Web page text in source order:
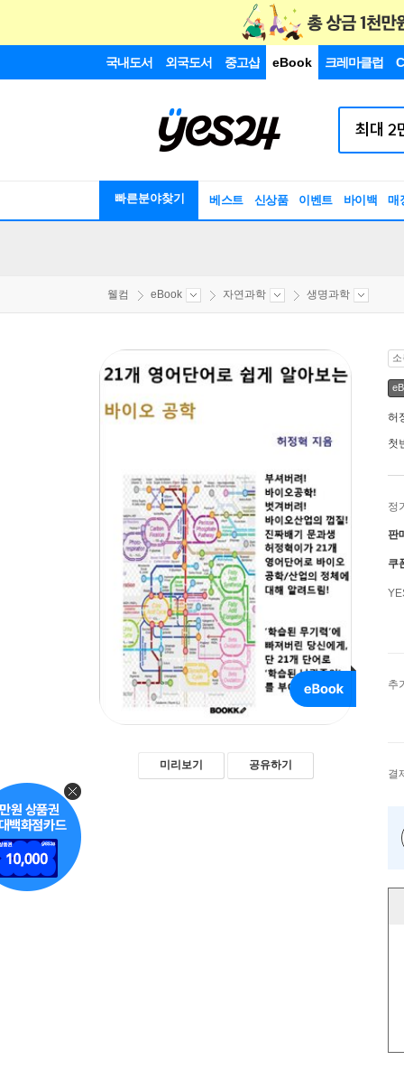
국내도서 외국도서 중고샵 eBook 크레마클럽
빠른분야찾기 베스트 신상품 이벤트 바이백 매
웰컴 eBook 자연과학 생명과학
미리보기 공유하기
허
첫
정
판
쿠
추
결